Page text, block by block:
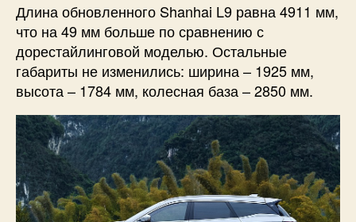
Длина обновленного Shanhai L9 равна 4911 мм,
что на 49 мм больше по сравнению с
дорестайлинговой моделью. Остальные
габариты не изменились: ширина – 1925 мм,
высота – 1784 мм, колесная база – 2850 мм.